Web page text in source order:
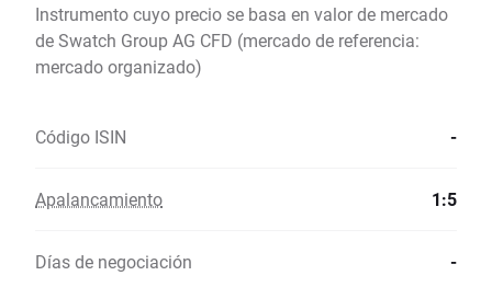
Instrumento cuyo precio se basa en valor de mercado
de Swatch Group AG CFD (mercado de referencia:
mercado organizado)
Código ISIN -
Apalancamiento 1:5
Días de negociación -